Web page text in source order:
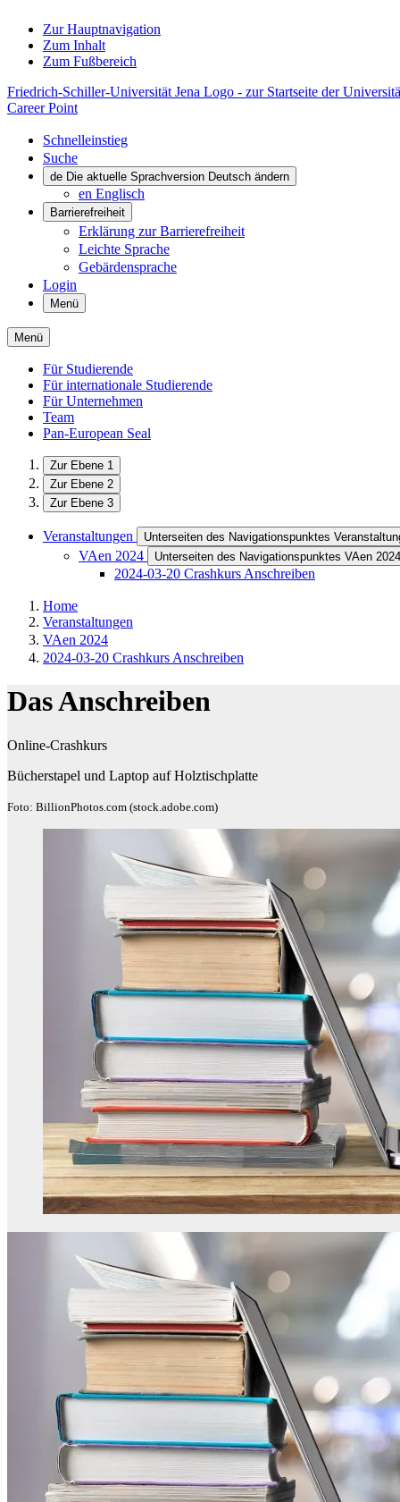
Zur Hauptnavigation
Zum Inhalt
Zum Fußbereich
Friedrich-Schiller-Universität Jena Logo - zur Startseite der
Career Point
Schnelleinstieg
Suche
de Die aktuelle Sprachversion Deutsch ändern
en Englisch
Barrierefreiheit
Erklärung zur Barrierefreiheit
Leichte Sprache
Gebärdensprache
Login
Menü
Menü
Für Studierende
Für internationale Studierende
Für Unternehmen
Team
Pan-European Seal
Zur Ebene 1
Zur Ebene 2
Zur Ebene 3
Veranstaltungen Unterseiten des Navigationspunktes
VAen 2024 Unterseiten des Navigationspunktes VAen 2024
2024-03-20 Crashkurs Anschreiben
Home
Veranstaltungen
VAen 2024
2024-03-20 Crashkurs Anschreiben
Das Anschreiben
Online-Crashkurs
Bücherstapel und Laptop auf Holztischplatte
Foto: BillionPhotos.com (stock.adobe.com)